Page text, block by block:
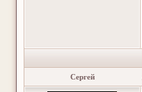
Сергей